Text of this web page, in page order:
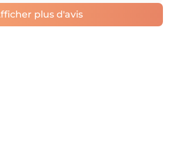
plus d'avis